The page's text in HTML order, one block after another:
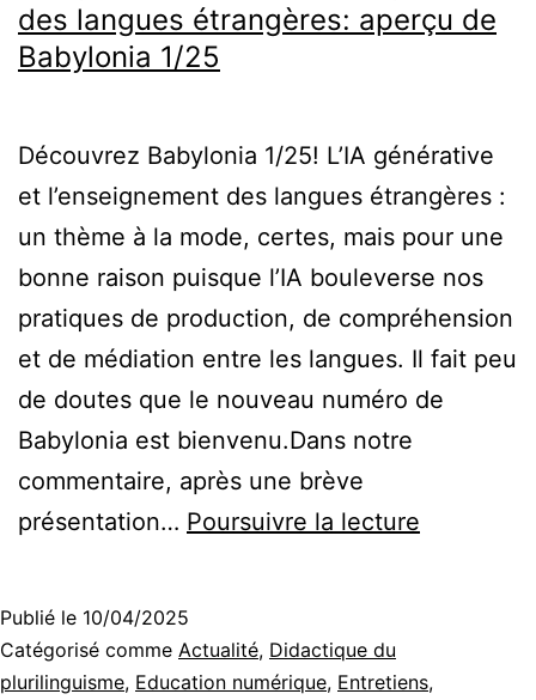
des langues étrangères: aperçu de
Babylonia 1/25
Découvrez Babylonia 1/25! L’IA générative
et l’enseignement des langues étrangères :
un thème à la mode, certes, mais pour une
bonne raison puisque l’IA bouleverse nos
pratiques de production, de compréhension
et de médiation entre les langues. Il fait peu
de doutes que le nouveau numéro de
Babylonia est bienvenu.Dans notre
commentaire, après une brève
présentation… Poursuivre la lecture
des
Publié le 10/04/2025
Catégorisé comme Actualité, Didactique du
plurilinguisme, Education numérique, Entretiens,